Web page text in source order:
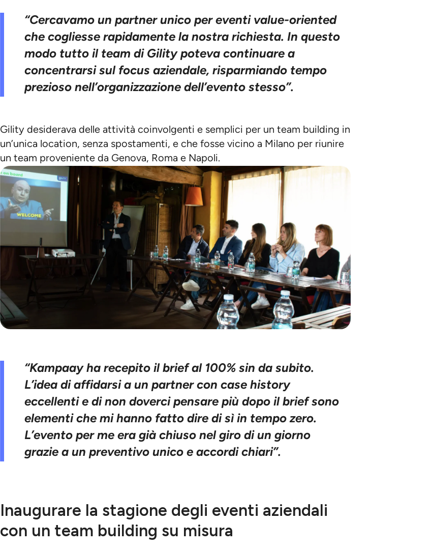
“Cercavamo un partner unico per eventi value-oriented
che cogliesse rapidamente la nostra richiesta. In questo
modo tutto il team di Gility poteva continuare a
concentrarsi sul focus aziendale, risparmiando tempo
prezioso nell’organizzazione dell’evento stesso”.
Gility desiderava delle attività coinvolgenti e semplici per un team building in
un’unica location, senza spostamenti, e che fosse vicino a Milano per riunire
un team proveniente da Genova, Roma e Napoli.
“Kampaay ha recepito il brief al 100% sin da subito.
L’idea di affidarsi a un partner con case history
eccellenti e di non doverci pensare più dopo il brief sono
elementi che mi hanno fatto dire di sì in tempo zero.
L’evento per me era già chiuso nel giro di un giorno
grazie a un preventivo unico e accordi chiari”.
Inaugurare la stagione degli eventi aziendali
con un team building su misura